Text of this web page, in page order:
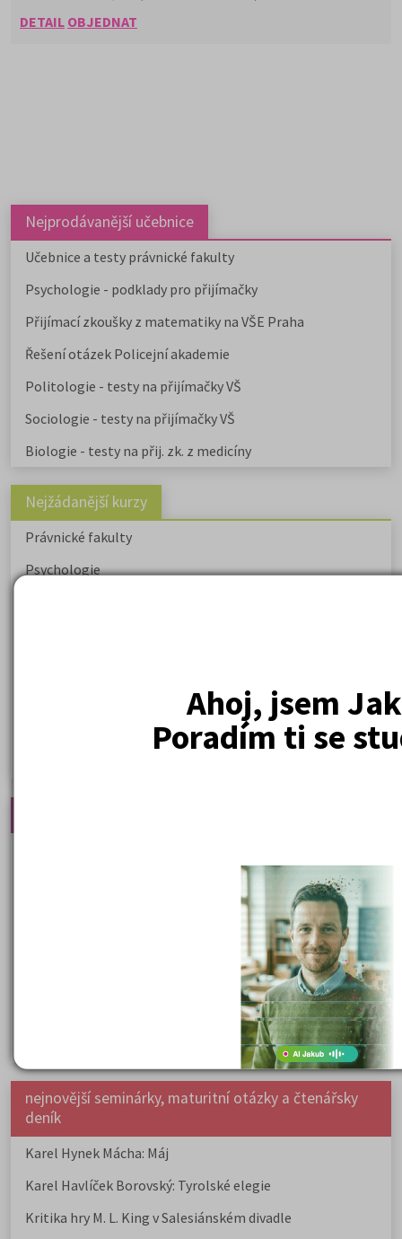
Ahoj, jsem
Poradím ti se
DETAIL OBJEDNAT
Nejprodávanější učebnice
Učebnice a testy právnické fakulty
Psychologie - podklady pro přijímačky
Přijímací zkoušky z matematiky na VŠE Praha
Řešení otázek Policejní akademie
Politologie - testy na přijímačky VŠ
Sociologie - testy na přijímačky VŠ
Biologie - testy na přij. zk. z medicíny
Nejžádanější kurzy
Právnické fakulty
Psychologie
Politologie a mezinár. vztahy
Na které fakulty se dostanete bez přijímaček 2026?
Samostudium vs. přípravný kurz: Co opravdu funguje u
Prestiž a vnímání oborů ve společnosti
Rozcestník po maturitě: VŠ, VOŠ, práce, gap year i další
Jak se dostat na nejžádanější obory vysokých škol
nejnovější seminárky, maturitní otázky a čtenářsky
deník
Karel Hynek Mácha: Máj
Karel Havlíček Borovský: Tyrolské elegie
Kritika hry M. L. King v Salesiánském divadle